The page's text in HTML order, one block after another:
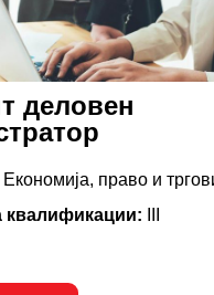
деловен
Економија, право и
квалификации: